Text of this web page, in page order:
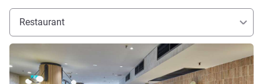
Restaurant
Voir les détails